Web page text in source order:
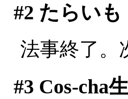
#2 たらいも
法事終了。
#3 Cos-cha